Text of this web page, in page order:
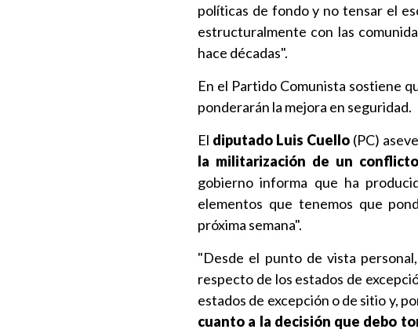
políticas de fondo y no tensar el
estructuralmente con las
hace décadas".
En el Partido Comunista sostiene
ponderarán la mejora en seguridad.
El diputado Luis Cuello (PC)
la militarización de un
gobierno informa que ha
elementos que tenemos que
próxima semana".
"Desde el punto de vista
respecto de los estados de
estados de excepción o de sitio y,
cuanto a la decisión que debo